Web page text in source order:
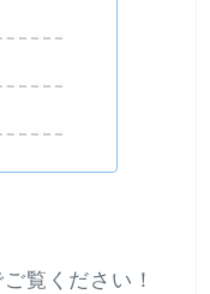
覧ください！